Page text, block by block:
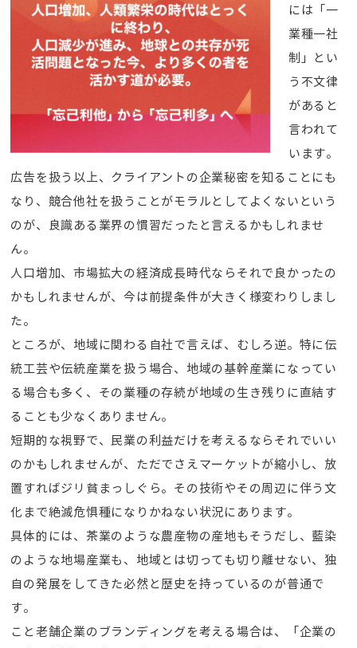
には「一
業種一社
制」とい
う不文律
があると
言われて
います。
広告を扱う以上、クライアントの企業秘密を知ることにも
なり、競合他社を扱うことがモラルとしてよくないという
のが、良識ある業界の慣習だったと言えるかもしれませ
ん。
人口増加、市場拡大の経済成長時代ならそれで良かったの
かもしれませんが、今は前提条件が大きく様変わりしまし
た。
ところが、地域に関わる自社で言えば、むしろ逆。特に伝
統工芸や伝統産業を扱う場合、地域の基幹産業になってい
る場合も多く、その業種の存続が地域の生き残りに直結す
ることも少なくありません。
短期的な視野で、民業の利益だけを考えるならそれでいい
のかもしれませんが、ただでさえマーケットが縮小し、放
置すればジリ貧まっしぐら。その技術やその周辺に伴う文
化まで絶滅危惧種になりかねない状況にあります。
具体的には、茶業のような農産物の産地もそうだし、藍染
のような地場産業も、地域とは切っても切り離せない、独
自の発展をしてきた必然と歴史を持っているのが普通で
す。
こと老舗企業のブランディングを考える場合は、「企業の